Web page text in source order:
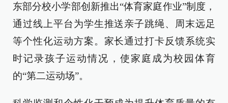
东部分校小学部创新推出“体育家庭作业”制度，
通过线上平台为学生推送亲子跳绳、周末远足
等个性化运动方案。家长通过打卡反馈系统实
时记录孩子运动情况，使家庭成为校园体育
的“第二运动场”。